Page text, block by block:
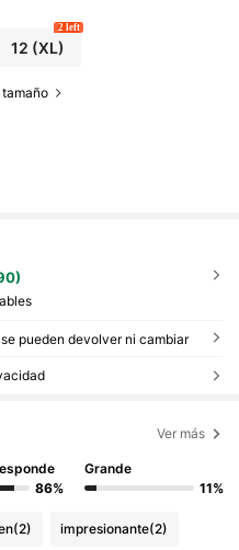
12 (XL)
2 left
pueden devolver ni cambiar
Ver más
86%
Grande
11%
(2) impresionante(2)